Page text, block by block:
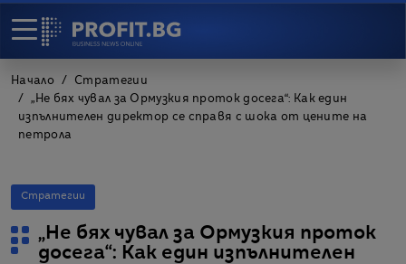
Начало
Стратегии
„Не бях чувал за Ормузкия проток досега“: Как един
изпълнителен директор се справя с шока от цените на
петрола
Стратегии
„Не бях чувал за Ормузкия проток
досега“: Как един изпълнителен